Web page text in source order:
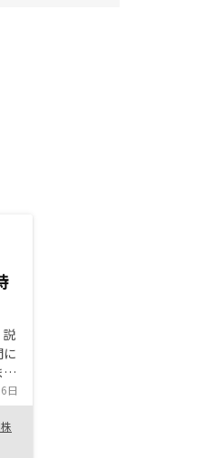
で
ま
日